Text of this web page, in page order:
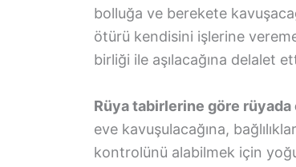
bolluğa ve berekete
ötürü kendisini işlerine
birliği ile aşılacağına delalet
Rüya tabirlerine göre rüyada
eve kavuşulacağına,
kontrolünü alabilmek için